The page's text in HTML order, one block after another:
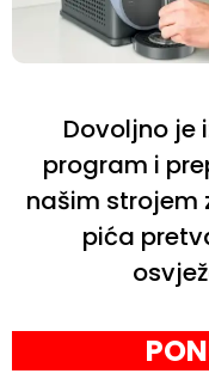
Dovoljno je
program i
našim strojem
pića